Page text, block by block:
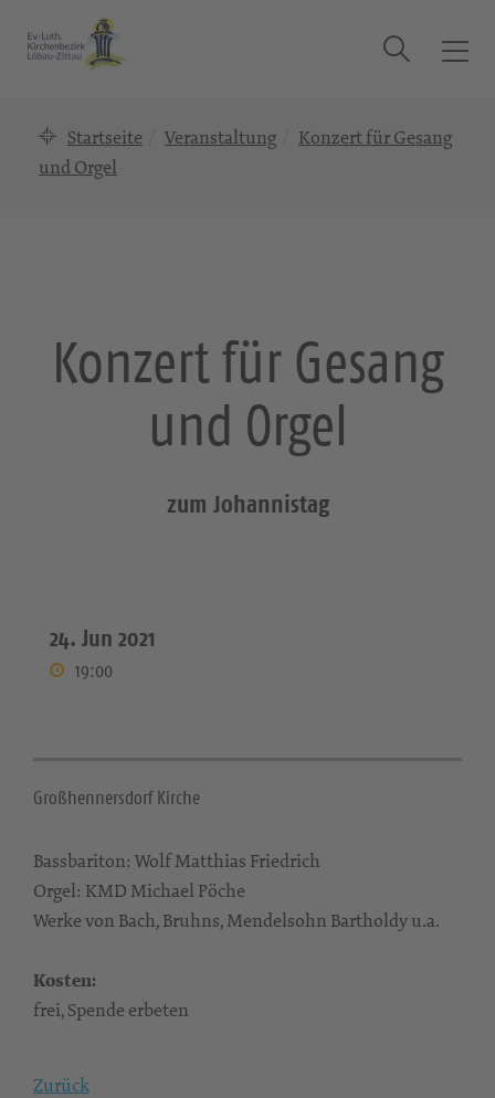
T
g
Suche
Startseite Veranstaltung
Konzert für Gesang
und Orgel
Konzert für Gesang
und Orgel
zum Johannistag
24. Jun 2021
19:00
Großhennersdorf Kirche
Bassbariton: Wolf Matthias Friedrich
Orgel: KMD Michael Pöche
Werke von Bach, Bruhns, Mendelsohn Bartholdy u.a.
Kosten:
frei, Spende erbeten
Zurück